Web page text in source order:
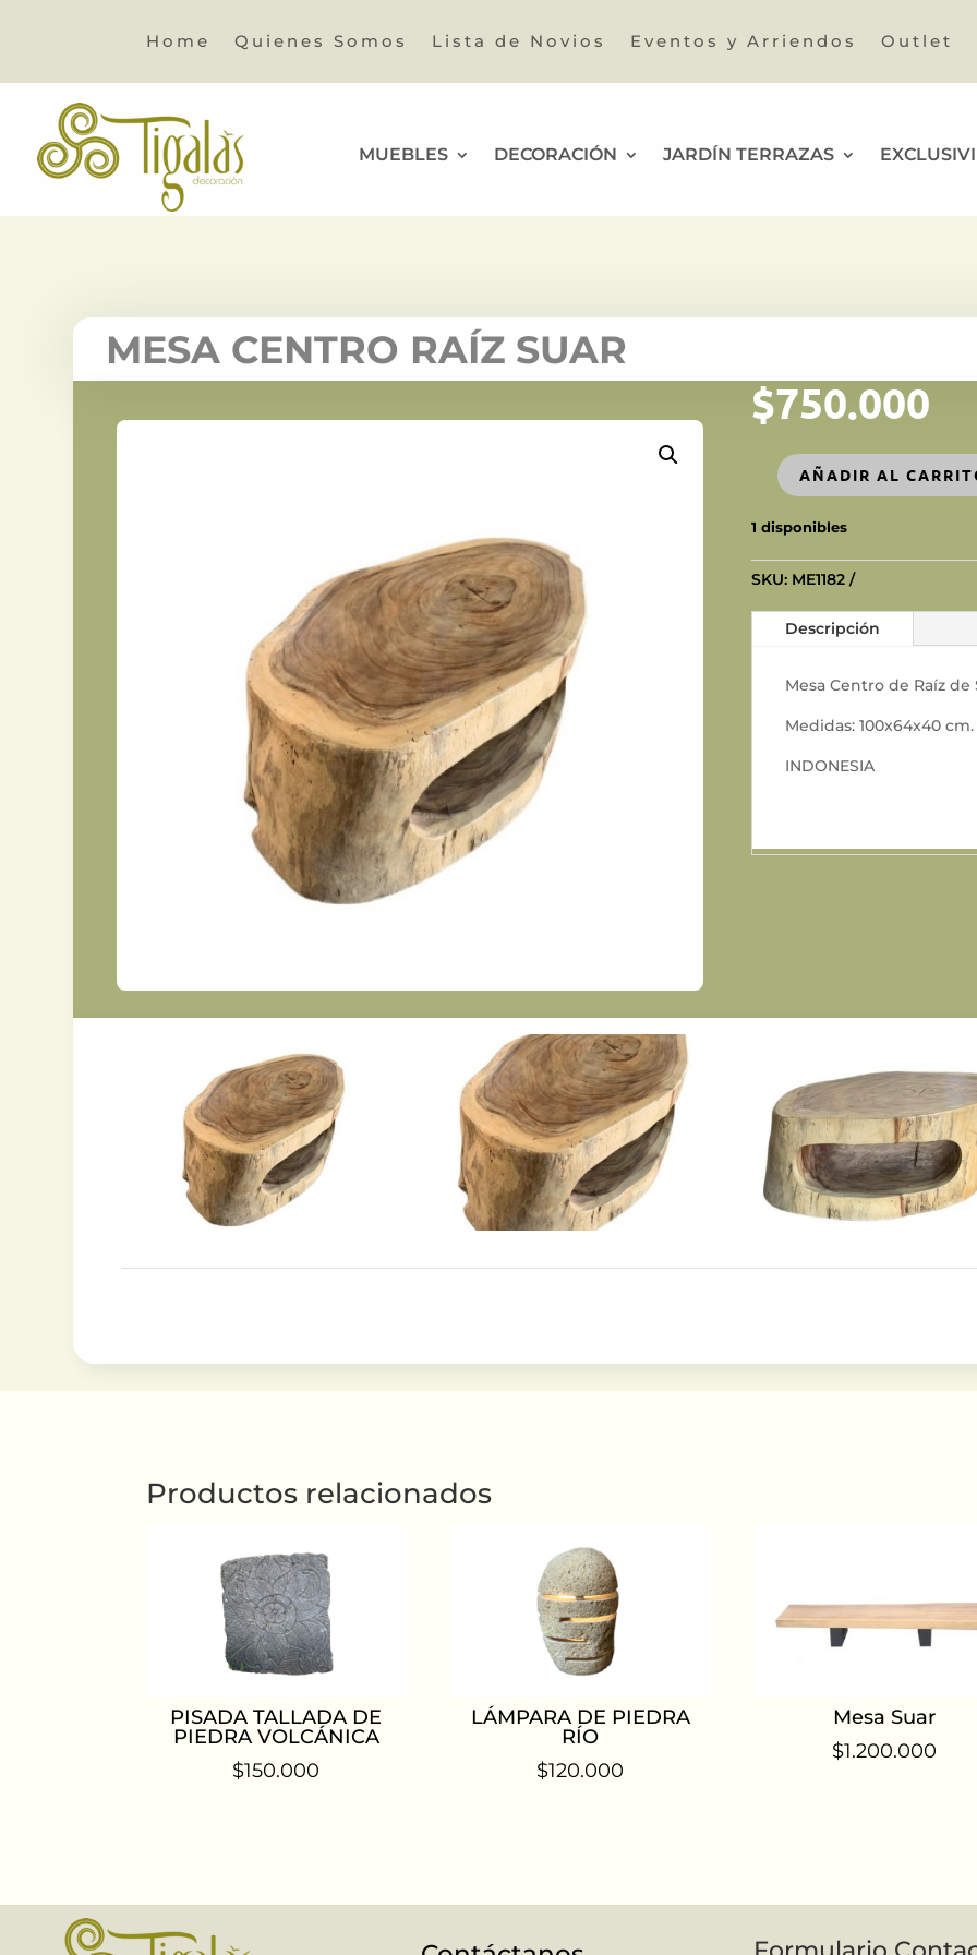
Home Quienes Somos Lista de Novios Eventos y Arriendos Outlet
MUEBLES DECORACIÓN JARDÍN TERRAZAS
MESA CENTRO RAÍZ SUAR
$750.000
MESA
RAÍZ
SUAR
cantidad
AÑADIR AL
1 disponibles
SKU: ME1182
Descripción
Mesa Centro de Raíz de
Medidas: 100x64x40 cm.
INDONESIA
Productos relacionados
PISADA TALLADA DE
PIEDRA VOLCÁNICA
$150.000
LÁMPARA DE PIEDRA
RÍO
$120.000
Mesa Suar
$1.200.000